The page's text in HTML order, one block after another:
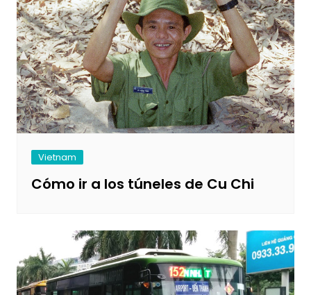
Vietnam
Cómo ir a los túneles de Cu Chi